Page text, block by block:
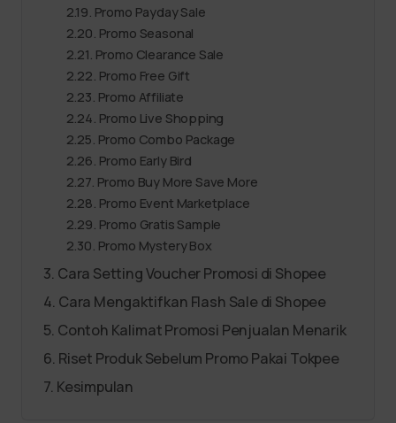
Promo Payday Sale
Promo Seasonal
Promo Clearance Sale
Promo Free Gift
Promo Affiliate
Promo Live Shopping
Promo Combo Package
Promo Early Bird
Promo Buy More Save More
Promo Event Marketplace
Promo Gratis Sample
Promo Mystery Box
Cara Setting Voucher Promosi di Shopee
Cara Mengaktifkan Flash Sale di Shopee
Contoh Kalimat Promosi Penjualan Menarik
Riset Produk Sebelum Promo Pakai Tokpee
Kesimpulan